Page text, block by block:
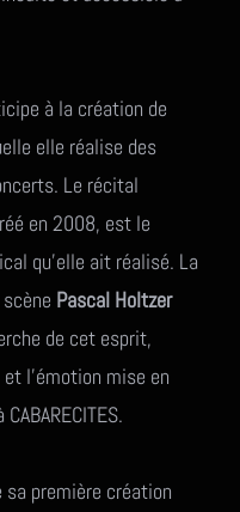
à la création de
elle réalise des
Le récital
en 2008, est le
qu’elle ait réalisé. La
Pascal Holtzer
de cet esprit,
l’émotion mise en
sa première création